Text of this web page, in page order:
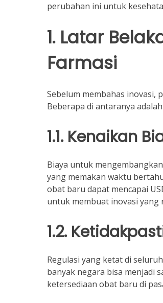
perubahan ini untuk
1. Latar
Farmasi
Sebelum membahas
Beberapa di antaranya adalah:
1.1. Kenaikan
Biaya untuk
yang memakan waktu
obat baru dapat mencapai
untuk membuat inovasi yang
1.2.
Regulasi yang ketat di
banyak negara bisa menjadi
ketersediaan obat baru di